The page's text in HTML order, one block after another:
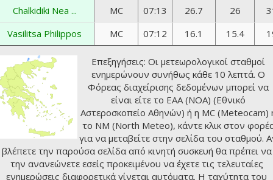
Chalkidiki Nea ...
MC 07:13 26.7 26
Vasilitsa Philippos
MC 07:12 16.1 15.4
Επεξηγήσεις: Οι μετεωρολογικοί σταθμοί
ενημερώνουν συνήθως κάθε 10 λεπτά. Ο
Φόρεας διαχείρισης δεδομένων μπορεί να
είναι είτε το ΕΑΑ (NOA) (Εθνικό
Αστεροσκοπείο Αθηνών) ή η MC (Meteocam)
το NM (North Meteo), κάντε κλικ στον
για να μεταβείτε στην σελίδα του σταθμού.
βλέπετε την παρούσα σελίδα από κινητή συσκευή θα πρέπει να
την ανανεώνετε εσείς προκειμένου να έχετε τις τελευταίες
ενημερώσεις διαφορετικά γίνεται αυτόματα. Η ταχύτητα του